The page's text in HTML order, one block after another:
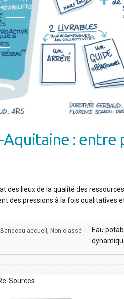
: entre
des lieux de la qualité des
des pressions à la fois qualitatives
Bandeau accueil , Non classé
Eau
Sources